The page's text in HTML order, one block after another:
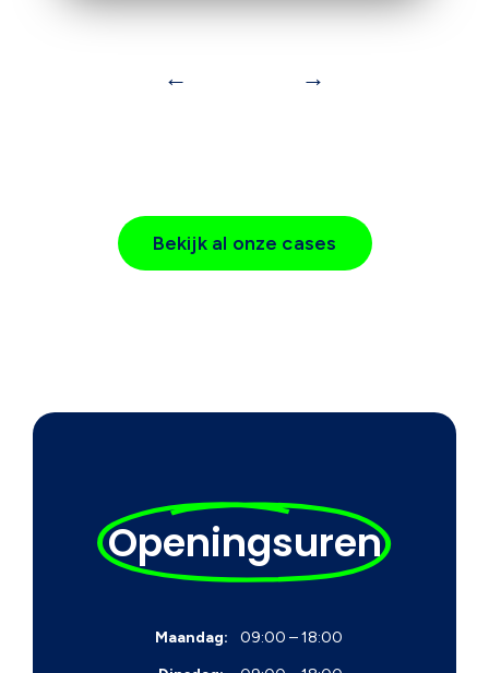
← →
Bekijk al onze cases
Openingsuren
Maandag:
09:00 – 18:00